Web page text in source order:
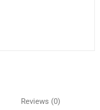
Reviews (0)